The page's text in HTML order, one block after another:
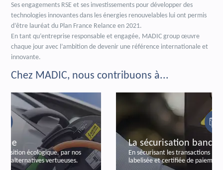
Ses engagements RSE et ses investissements pour développer des
technologies innovantes dans les énergies renouvelables lui ont permis
d’être lauréat du Plan France Relance en 2021.
En tant qu’entreprise responsable et engagée, MADIC group œuvre
chaque jour avec l’ambition de devenir une référence internationale et
innovante.
Chez MADIC, nous contribuons à...
La sécurisation bancaire
En sécurisant les transactions bancaires, par notre offre
labelisée et certifiée de paiements autonomes.